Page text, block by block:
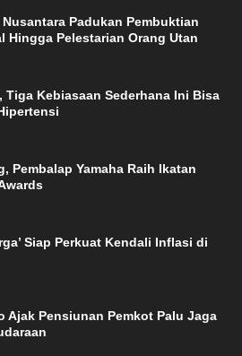
Padukan Pembuktian
Hingga Pelestarian Orang Utan
Tiga Kebiasaan Sederhana Ini Bisa
Pembalap Yamaha Raih Ikatan
Siap Perkuat Kendali Inflasi di
Ajak Pensiunan Pemkot Palu Jaga